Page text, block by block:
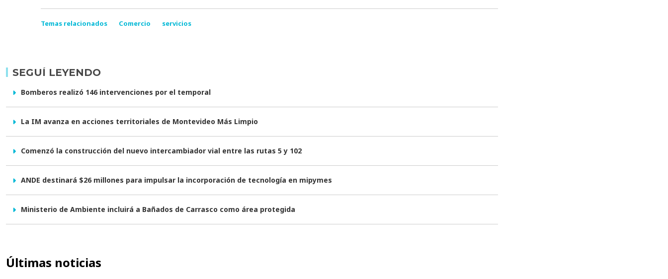
Temas relacionados Comercio servicios
SEGUÍ LEYENDO
Bomberos realizó 146 intervenciones por el temporal
La IM avanza en acciones territoriales de Montevideo Más Limpio
Comenzó la construcción del nuevo intercambiador vial entre las rutas 5 y 102
ANDE destinará $26 millones para impulsar la incorporación de tecnología en mipymes
Ministerio de Ambiente incluirá a Bañados de Carrasco como área protegida
Últimas noticias